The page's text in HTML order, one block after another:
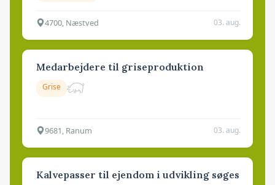
4700, Næstved 03. aug.
Medarbejdere til griseproduktion
Grise
9681, Ranum 03. aug.
Kalvepasser til ejendom i udvikling søges